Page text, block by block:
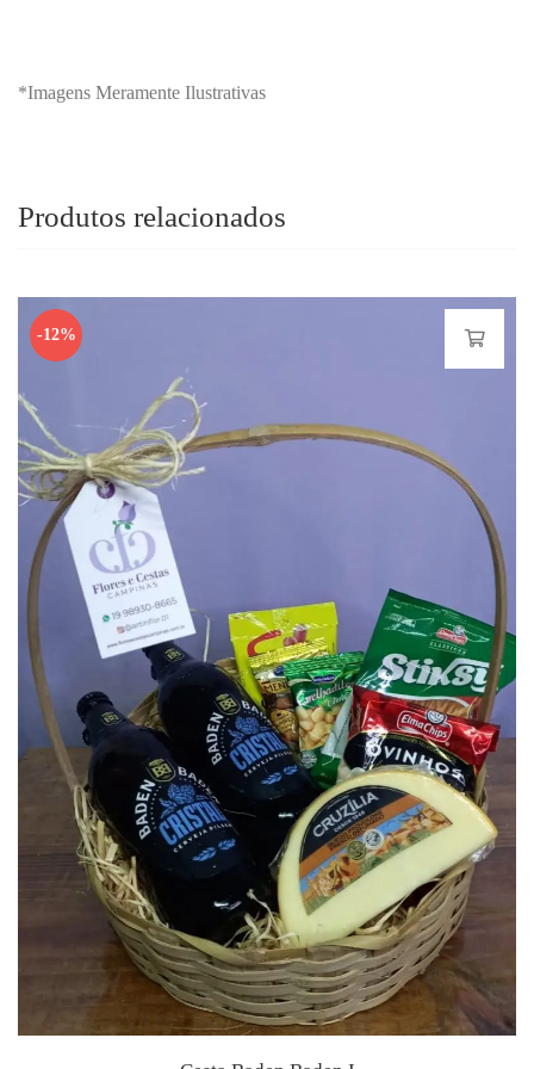
*Imagens Meramente Ilustrativas
Produtos relacionados
-12%